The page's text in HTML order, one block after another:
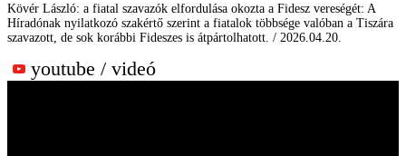
Kövér László: a fiatal szavazók elfordulása okozta a Fidesz vereségét: A
Híradónak nyilatkozó szakértő szerint a fiatalok többsége valóban a Tiszára
szavazott, de sok korábbi Fideszes is átpártolhatott. / 2026.04.20.
youtube / videó